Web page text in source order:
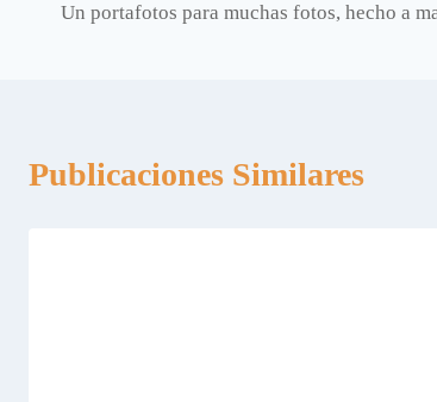
de
Un portafotos para muchas fotos, hecho a
Publicaciones Similares